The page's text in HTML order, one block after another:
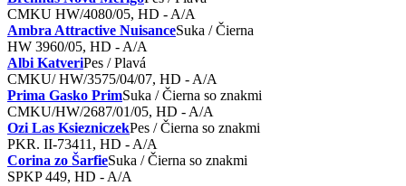
CMKU HW/4080/05, HD - A/A
Ambra Attractive NuisanceSuka / Čierna
HW 3960/05, HD - A/A
Albi KatveriPes / Plavá
CMKU/ HW/3575/04/07, HD - A/A
Prima Gasko PrimSuka / Čierna so znakmi
CMKU/HW/2687/01/05, HD - A/A
Ozi Las KsiezniczekPes / Čierna so znakmi
PKR. II-73411, HD - A/A
Corina zo ŠarfieSuka / Čierna so znakmi
SPKP 449 , HD - A/A